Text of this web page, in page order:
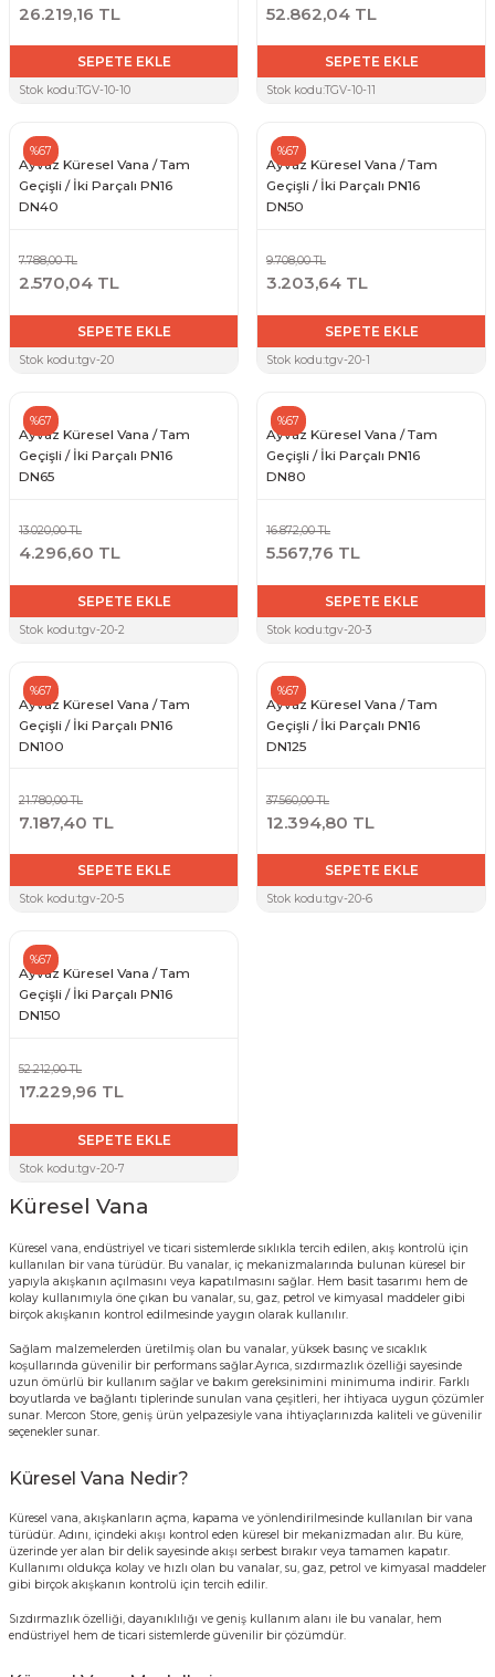
26.219,16 TL
SEPETE EKLE
Stok kodu:TGV-10-10
52.862,04 TL
SEPETE EKLE
Stok kodu:TGV-10-11
Ayvaz Küresel Vana / Tam
Geçişli / İki Parçalı PN16
DN40
%67
7.788,00 TL
2.570,04 TL
SEPETE EKLE
Stok kodu:tgv-20
Ayvaz Küresel Vana / Tam
Geçişli / İki Parçalı PN16
DN50
%67
9.708,00 TL
3.203,64 TL
SEPETE EKLE
Stok kodu:tgv-20-1
Ayvaz Küresel Vana / Tam
Geçişli / İki Parçalı PN16
DN65
%67
13.020,00 TL
4.296,60 TL
SEPETE EKLE
Stok kodu:tgv-20-2
Ayvaz Küresel Vana / Tam
Geçişli / İki Parçalı PN16
DN80
%67
16.872,00 TL
5.567,76 TL
SEPETE EKLE
Stok kodu:tgv-20-3
Ayvaz Küresel Vana / Tam
Geçişli / İki Parçalı PN16
DN100
%67
21.780,00 TL
7.187,40 TL
SEPETE EKLE
Stok kodu:tgv-20-5
Ayvaz Küresel Vana / Tam
Geçişli / İki Parçalı PN16
DN125
%67
37.560,00 TL
12.394,80 TL
SEPETE EKLE
Stok kodu:tgv-20-6
Ayvaz Küresel Vana / Tam
Geçişli / İki Parçalı PN16
DN150
%67
52.212,00 TL
17.229,96 TL
SEPETE EKLE
Stok kodu:tgv-20-7
Küresel Vana
Küresel vana, endüstriyel ve ticari sistemlerde sıklıkla tercih edilen, akış kontrolü için
kullanılan bir vana türüdür. Bu vanalar, iç mekanizmalarında bulunan küresel bir
yapıyla akışkanın açılmasını veya kapatılmasını sağlar. Hem basit tasarımı hem de
kolay kullanımıyla öne çıkan bu vanalar, su, gaz, petrol ve kimyasal maddeler gibi
birçok akışkanın kontrol edilmesinde yaygın olarak kullanılır.
Sağlam malzemelerden üretilmiş olan bu vanalar, yüksek basınç ve sıcaklık
koşullarında güvenilir bir performans sağlar.Ayrıca, sızdırmazlık özelliği sayesinde
uzun ömürlü bir kullanım sağlar ve bakım gereksinimini minimuma indirir. Farklı
boyutlarda ve bağlantı tiplerinde sunulan vana çeşitleri, her ihtiyaca uygun çözümler
sunar. Mercon Store, geniş ürün yelpazesiyle vana ihtiyaçlarınızda kaliteli ve güvenilir
seçenekler sunar.
Küresel Vana Nedir?
Küresel vana, akışkanların açma, kapama ve yönlendirilmesinde kullanılan bir vana
türüdür. Adını, içindeki akışı kontrol eden küresel bir mekanizmadan alır. Bu küre,
üzerinde yer alan bir delik sayesinde akışı serbest bırakır veya tamamen kapatır.
Kullanımı oldukça kolay ve hızlı olan bu vanalar, su, gaz, petrol ve kimyasal maddeler
gibi birçok akışkanın kontrolü için tercih edilir.
Sızdırmazlık özelliği, dayanıklılığı ve geniş kullanım alanı ile bu vanalar, hem
endüstriyel hem de ticari sistemlerde güvenilir bir çözümdür.